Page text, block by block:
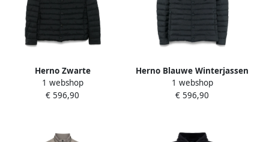
Herno Zwarte
drukknoopshirt met zakken
Black Heren
1 webshop
€ 596,90
Herno Blauwe Winterjassen
Blue Heren
1 webshop
€ 596,90